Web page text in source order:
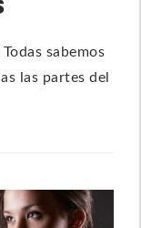
sabemos
las partes del